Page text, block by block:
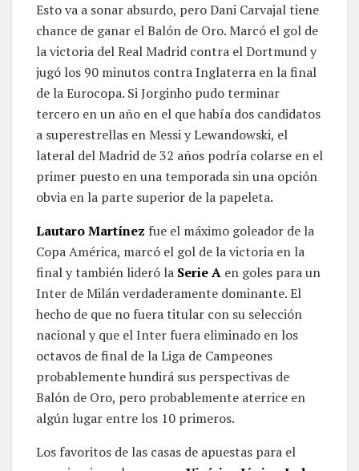
Esto va a sonar absurdo, pero Dani Carvajal tiene
chance de ganar el Balón de Oro. Marcó el gol de
la victoria del Real Madrid contra el Dortmund y
jugó los 90 minutos contra Inglaterra en la final
de la Eurocopa. Si Jorginho pudo terminar
tercero en un año en el que había dos candidatos
a superestrellas en Messi y Lewandowski, el
lateral del Madrid de 32 años podría colarse en el
primer puesto en una temporada sin una opción
obvia en la parte superior de la papeleta.
Lautaro Martínez fue el máximo goleador de la
Copa América, marcó el gol de la victoria en la
final y también lideró la Serie A en goles para un
Inter de Milán verdaderamente dominante. El
hecho de que no fuera titular con su selección
nacional y que el Inter fuera eliminado en los
octavos de final de la Liga de Campeones
probablemente hundirá sus perspectivas de
Balón de Oro, pero probablemente aterrice en
algún lugar entre los 10 primeros.
Los favoritos de las casas de apuestas para el